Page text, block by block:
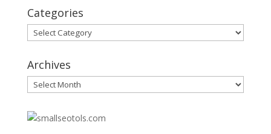
Categories
Categories
Archives
Archives